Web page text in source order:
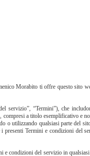
Morabito ti offre questo sito
servizio”, “Termini”), che
a titolo esemplificativo e
o utilizzando qualsiasi parte del
Termini e condizioni del
e condizioni del servizio in